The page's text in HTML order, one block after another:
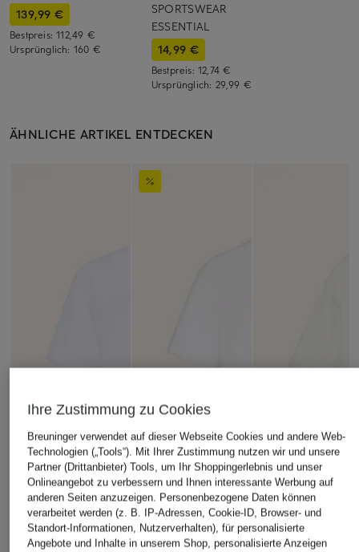
139,99 €
Bestpreis:112,49 €
Ursprünglich: 160 €
SPORTSWEAR
ESSENTIAL
14,99 €
Bestpreis: 12,74 €
Ursprünglich: 29,99 €
ÄHNLICHE ARTIKEL ENTDECKEN
Ihre Zustimmung zu Cookies
Breuninger verwendet auf dieser Webseite Cookies und andere Web-
Technologien („Tools“). Mit Ihrer Zustimmung nutzen wir und unsere
Partner (Drittanbieter) Tools, um Ihr Shoppingerlebnis und unser
Onlineangebot zu verbessern und Ihnen interessante Werbung auf
anderen Seiten anzuzeigen. Personenbezogene Daten können
verarbeitet werden (z. B. IP-Adressen, Cookie-ID, Browser- und
Standort-Informationen, Nutzerverhalten), für personalisierte
Angebote und Inhalte in unserem Shop, personalisierte Anzeigen